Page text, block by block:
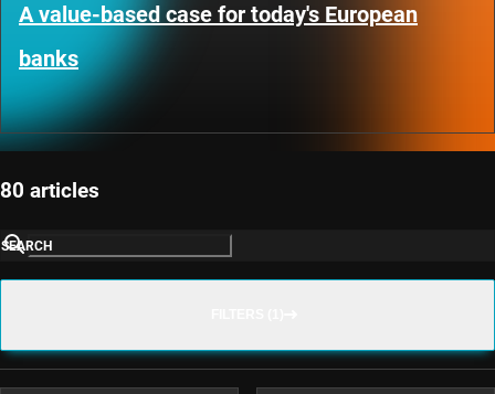
A value-based case for today's European
banks
80 articles
SEARCH